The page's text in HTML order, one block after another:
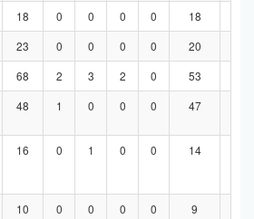
18 0 0 0 0 18
23 0 0 0 0 20
68 2 3 2 0 53
48 1 0 0 0 47
16 0 1 0 0 14
10 0 0 0 0 9